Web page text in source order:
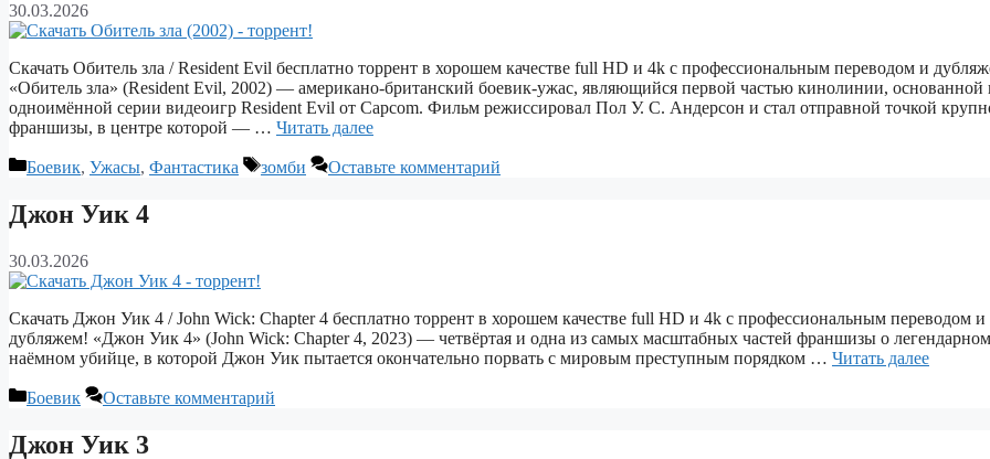
30.03.2026
Скачать Обитель зла / Resident Evil бесплатно торрент в хорошем качестве full HD и 4k с профессиональным переводом и
«Обитель зла» (Resident Evil, 2002) — американо‑британский боевик‑ужас, являющийся первой частью кинолинии, основанной
одноимённой серии видеоигр Resident Evil от Capcom. Фильм режиссировал Пол У. С. Андерсон и стал отправной точкой
франшизы, в центре которой — … Читать далее
Рубрики
Боевик, Ужасы, Фантастика Метки
зомби Оставьте комментарий
Джон Уик 4
30.03.2026
Скачать Джон Уик 4 / John Wick: Chapter 4 бесплатно торрент в хорошем качестве full HD и 4k с профессиональным переводом и
дубляжем! «Джон Уик 4» (John Wick: Chapter 4, 2023) — четвёртая и одна из самых масштабных частей франшизы о легендарном
наёмном убийце, в которой Джон Уик пытается окончательно порвать с мировым преступным порядком … Читать далее
Рубрики
Боевик Оставьте комментарий
Джон Уик 3